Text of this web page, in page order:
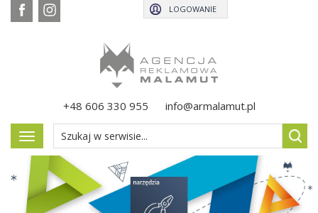
+48 606 330 955 info@armalamut.pl
LOGOWANIE
Pokaż
menu